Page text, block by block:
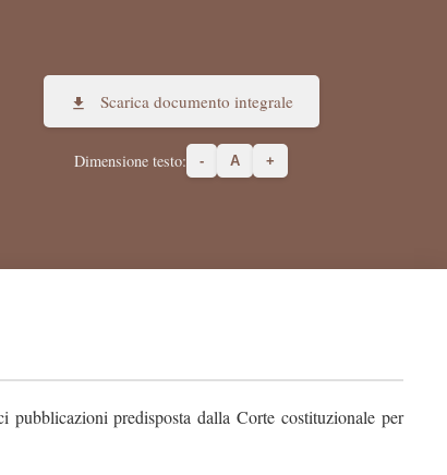
Scarica documento integrale
Dimensione testo: - A +
predisposta dalla Corte costituzionale per